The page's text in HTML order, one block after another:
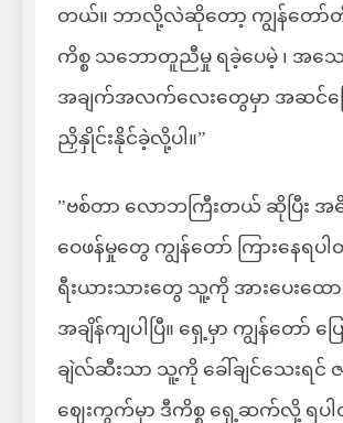
တယ်။ ဘာလို့လဲဆိုတော့ ကျွန်တော်
ကိစ္စ သဘောတူညီမှု ရခဲ့ပေမဲ့ ၊ အသ
အချက်အလက်လေးတွေမှာ အဆင်ပြ
ညှိနှိုင်းနိုင်ခဲ့လို့ပါ။”
”ဗစ်တာ လောဘကြီးတယ် ဆိုပြီး အ
ဝေဖန်မှုတွေ ကျွန်တော် ကြားနေရပါ
ရီးယားသားတွေ သူ့ကို အားပေးထေ
အချိန်ကျပါပြီ။ ရှေ့မှာ ကျွန်တော် ပ
ချဲလ်ဆီးသာ သူ့ကို ခေါ်ချင်သေးရင် ဇ
ဈေးကွက်မှာ ဒီကိစ္စ ရှေ့ဆက်လို့ ရပ